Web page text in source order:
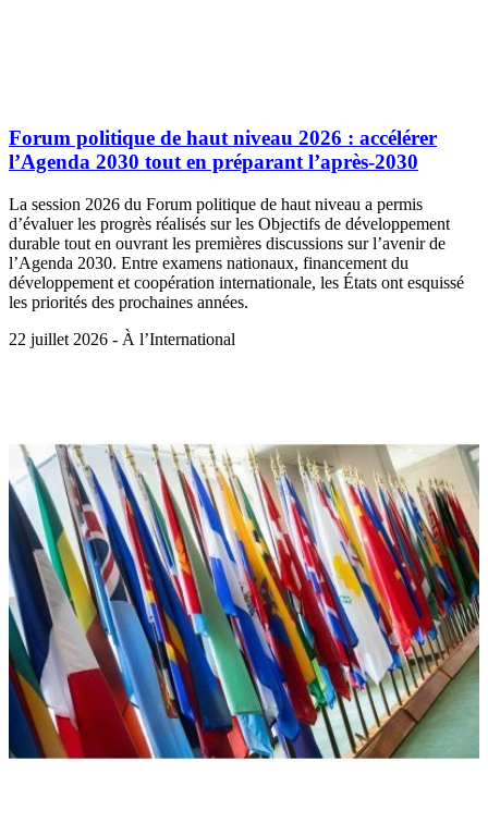
Forum politique de haut niveau 2026 : accélérer
l’Agenda 2030 tout en préparant l’après-2030
La session 2026 du Forum politique de haut niveau a permis
d’évaluer les progrès réalisés sur les Objectifs de développement
durable tout en ouvrant les premières discussions sur l’avenir de
l’Agenda 2030. Entre examens nationaux, financement du
développement et coopération internationale, les États ont esquissé
les priorités des prochaines années.
22 juillet 2026 - À l’International